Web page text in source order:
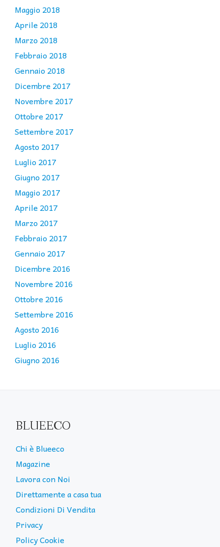
Maggio 2018
Aprile 2018
Marzo 2018
Febbraio 2018
Gennaio 2018
Dicembre 2017
Novembre 2017
Ottobre 2017
Settembre 2017
Agosto 2017
Luglio 2017
Giugno 2017
Maggio 2017
Aprile 2017
Marzo 2017
Febbraio 2017
Gennaio 2017
Dicembre 2016
Novembre 2016
Ottobre 2016
Settembre 2016
Agosto 2016
Luglio 2016
Giugno 2016
BLUEECO
Chi è Blueeco
Magazine
Lavora con Noi
Direttamente a casa tua
Condizioni Di Vendita
Privacy
Policy Cookie